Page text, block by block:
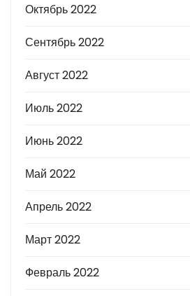
Октябрь 2022
Сентябрь 2022
Август 2022
Июль 2022
Июнь 2022
Май 2022
Апрель 2022
Март 2022
Февраль 2022